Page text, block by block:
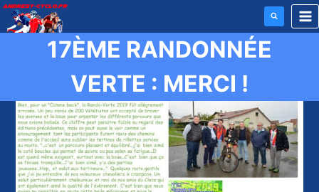
Aller
au
17ÈME RANDONNÉE
VERTE : MERCI !